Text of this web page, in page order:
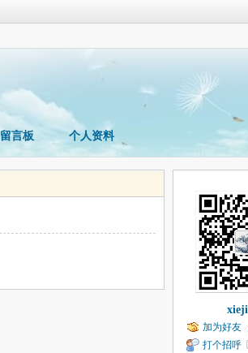
留言板 个人资料
加为好友
打个招呼